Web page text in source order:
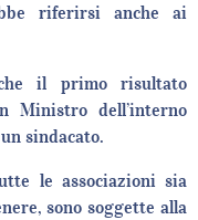
riferirsi anche ai
il primo risultato
Ministro dell’interno
sindacato.
le associazioni sia
sono soggette alla